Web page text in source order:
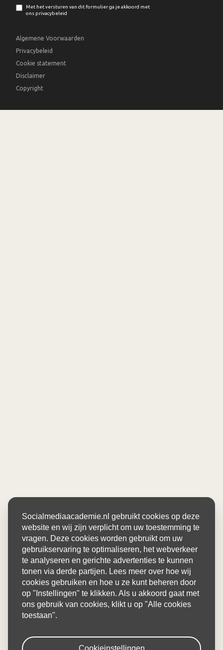
Met het versturen van dit formulier ga je akkoord met
ons privacybeleid
Algemene Voorwaarden
Privacybeleid
Cookie statement
Disclaimer
Copyright
Socialmediaacademie.nl gebruikt cookies op deze
website en wij zijn verplicht om uw toestemming te
vragen. Deze cookies worden gebruikt om uw
gebruikservaring te optimaliseren, het webverkeer
te analyseren en gerichte advertenties te kunnen
tonen via derde partijen. Lees meer over hoe wij
cookies gebruiken en hoe u ze kunt beheren door
op "Instellingen" te klikken. Als u akkoord gaat met
ons gebruik van cookies, klikt u op "Alle cookies
toestaan".
Cookieinstellingen